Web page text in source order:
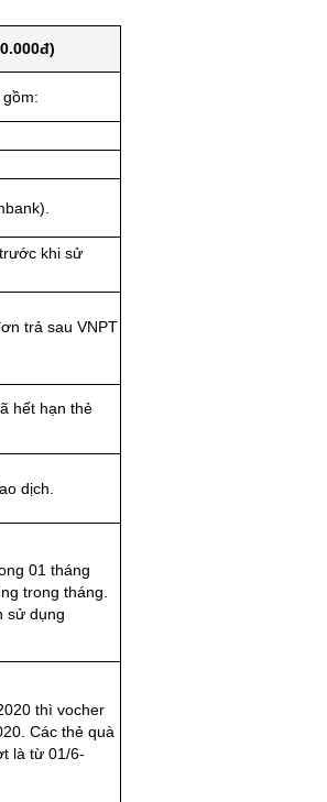
khi sử
trả sau VNPT
hết hạn thẻ
dịch.
01 tháng
trong tháng.
sử dụng
thì vocher
Các thẻ quà
là từ 01/6-